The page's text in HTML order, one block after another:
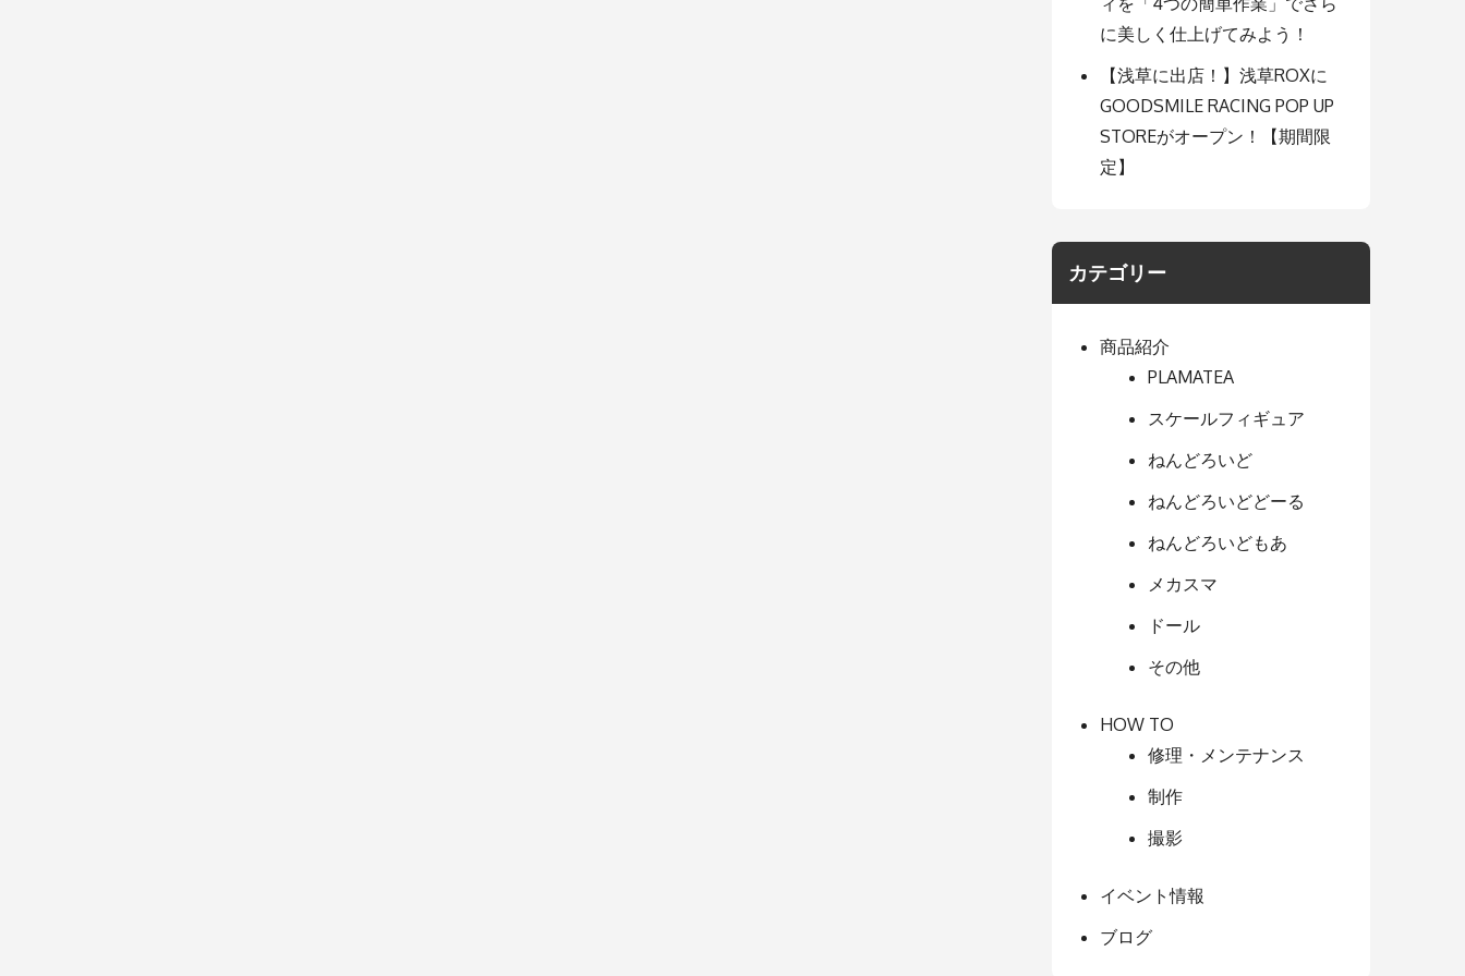
に美しく仕上げてみよう！
【浅草に出店！】浅草ROXに
GOODSMILE RACING POP UP
STOREがオープン！【期間限
定】
カテゴリー
商品紹介
PLAMATEA
スケールフィギュア
ねんどろいど
ねんどろいどどーる
ねんどろいどもあ
メカスマ
ドール
その他
HOW TO
修理・メンテナンス
制作
撮影
イベント情報
ブログ